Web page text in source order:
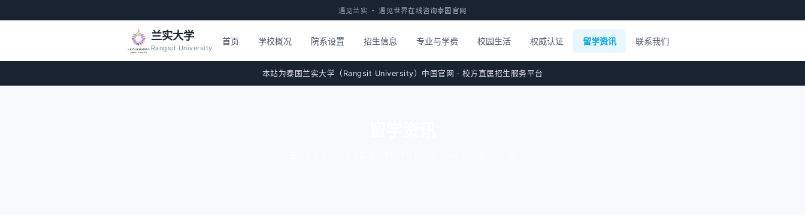
遇见兰实 · 遇见世界在线咨询泰国官网
兰实大学
Rangsit University
首页 学校概况 院系设置 招生信息 专业与学费 校园生活 权威认证 留学资讯 联系我们
本站为泰国兰实大学（Rangsit University）中国官网 · 校方直属招生服务平台